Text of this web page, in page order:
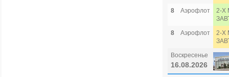
8
Аэрофлот
2-Х
8
Аэрофлот
2-Х
Воскресенье
16.08.2026